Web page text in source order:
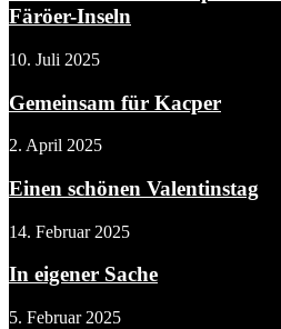
Färöer-Inseln
10. Juli 2025
Gemeinsam für Kacper
2. April 2025
Einen schönen Valentinstag
14. Februar 2025
In eigener Sache
5. Februar 2025